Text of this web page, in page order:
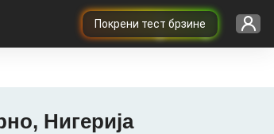
Покрени тест брзине
Нигерија